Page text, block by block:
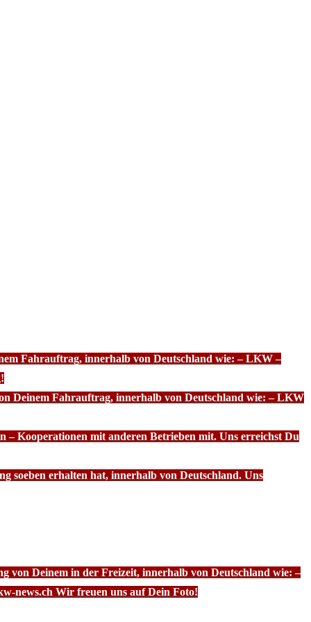
Fahrauftrag, innerhalb von Deutschland wie: – LKW –
Deinem Fahrauftrag, innerhalb von Deutschland wie: – LKW
– Kooperationen mit anderen Betrieben mit. Uns erreichst Du
soeben erhalten hat, innerhalb von Deutschland. Uns
von Deinem in der Freizeit, innerhalb von Deutschland wie: –
news.ch Wir freuen uns auf Dein Foto!